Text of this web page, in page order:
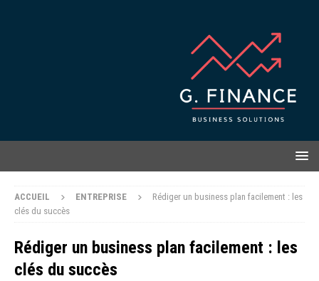
ACCUEIL ENTREPRISE
Rédiger un business plan facilement : les
clés du succès
Rédiger un business plan facilement : les
clés du succès